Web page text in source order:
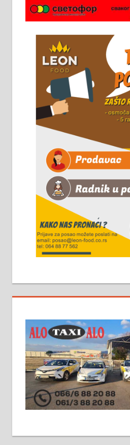
Потребна два
стоваришту „Липа
информација
стовариште у
Горког 26 сваког
8 до 15 часова. 063/
Чистим све врсте
061/32-13-445